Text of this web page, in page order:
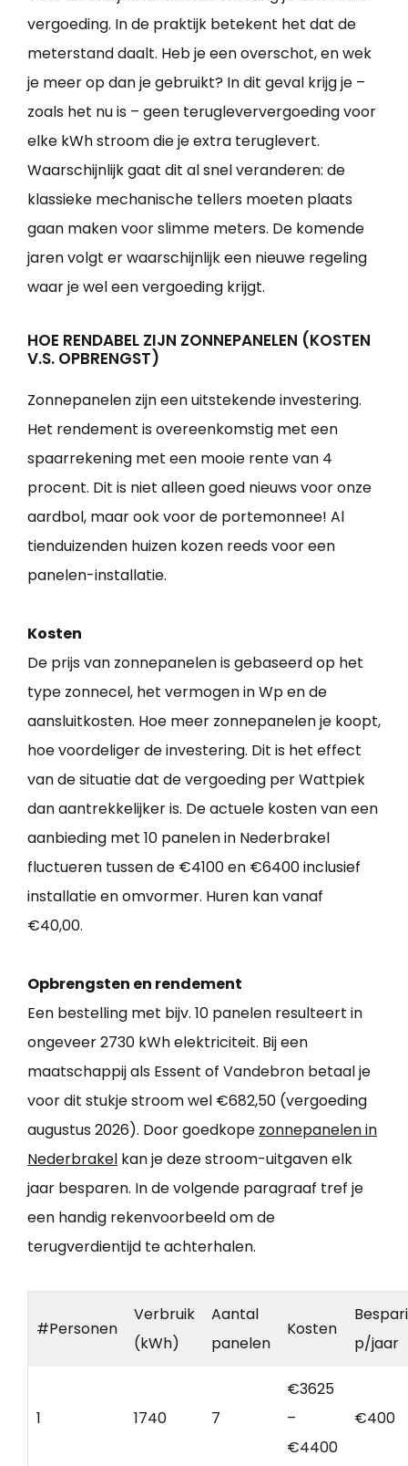
vergoeding. In de praktijk betekent het dat de
meterstand daalt. Heb je een overschot, en wek
je meer op dan je gebruikt? In dit geval krijg je –
zoals het nu is – geen terugleververgoeding voor
elke kWh stroom die je extra teruglevert.
Waarschijnlijk gaat dit al snel veranderen: de
klassieke mechanische tellers moeten plaats
gaan maken voor slimme meters. De komende
jaren volgt er waarschijnlijk een nieuwe regeling
waar je wel een vergoeding krijgt.
HOE RENDABEL ZIJN ZONNEPANELEN (KOSTEN
V.S. OPBRENGST)
Zonnepanelen zijn een uitstekende investering.
Het rendement is overeenkomstig met een
spaarrekening met een mooie rente van 4
procent. Dit is niet alleen goed nieuws voor onze
aardbol, maar ook voor de portemonnee! Al
tienduizenden huizen kozen reeds voor een
panelen-installatie.
Kosten
De prijs van zonnepanelen is gebaseerd op het
type zonnecel, het vermogen in Wp en de
aansluitkosten. Hoe meer zonnepanelen je koopt,
hoe voordeliger de investering. Dit is het effect
van de situatie dat de vergoeding per Wattpiek
dan aantrekkelijker is. De actuele kosten van een
aanbieding met 10 panelen in Nederbrakel
fluctueren tussen de €4100 en €6400 inclusief
installatie en omvormer. Huren kan vanaf
€40,00.
Opbrengsten en rendement
Een bestelling met bijv. 10 panelen resulteert in
ongeveer 2730 kWh elektriciteit. Bij een
maatschappij als Essent of Vandebron betaal je
voor dit stukje stroom wel €682,50 (vergoeding
augustus 2026). Door goedkope zonnepanelen in
Nederbrakel kan je deze stroom-uitgaven elk
jaar besparen. In de volgende paragraaf tref je
een handig rekenvoorbeeld om de
terugverdientijd te achterhalen.
#Personen
Verbruik
(kWh)
Aantal
panelen
Kosten
p/jaar
1 1740 7
€3625
–
€4400
€400